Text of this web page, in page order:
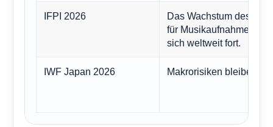
IFPI 2026
Das Wachstum des
für Musikaufnahmen
sich weltweit fort.
IWF Japan 2026 Makrorisiken bleiben